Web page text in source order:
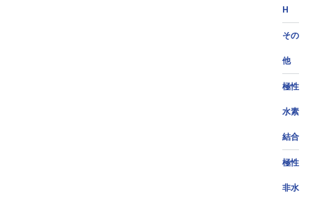
H
その
他
極性
水素
結合
極性
非水